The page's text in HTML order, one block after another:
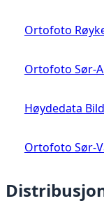
Ortofoto
Ortofoto Sør-
Høydedata
Ortofoto Sør-